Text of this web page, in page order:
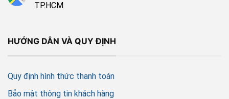
TP.HCM
HƯỚNG DẪN VÀ QUY ĐỊNH
Quy định hình thức thanh toán
Bảo mật thông tin khách hàng